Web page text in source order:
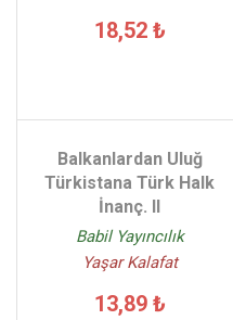
18,52 ₺
Balkanlardan Uluğ
Türkistana Türk Halk
İnanç. II
Babil Yayıncılık
Yaşar Kalafat
13,89 ₺